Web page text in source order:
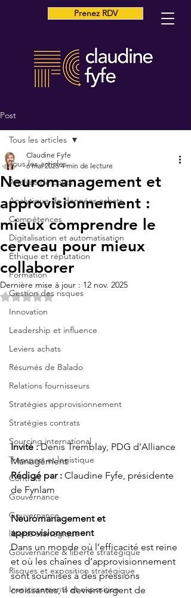
Prenez RDV
Post
Tous les articles
Analyse de coûts
Analytique de données achats
Compétences
Digitalisation et automatisation
Éthique et réputation
Formation
Gestion des risques
Innovation
Leadership et influence
Leviers achats
Résumés de Balado
Relations fournisseurs
Stratégies approvisionnement
Stratégies contrats
Sourcing international
Transport et logistique
Contrats
Gouvernance
Gouvernance
liberté startégique
Gouvernance & liberté stratégique
Risques et exposition stratégique
Investissements et exposition
Tous les articles
Neuromanagement et
approvisionnement :
mieux comprendre le
cerveau pour mieux
collaborer
Claudine Fyfe
6 mai 2025 4 min de lecture
Dernière mise à jour : 12 nov. 2025
Noté NaN étoiles sur 5.
Invité : Denis Tremblay, PDG d’Alliance
Rédigé par : Claudine Fyfe, présidente
de Fynlam
Neuromanagement et
approvisionnement
Dans un monde où l’efficacité est reine
et où les chaînes d’approvisionnement
sont soumises à des pressions
croissantes, il devient urgent de